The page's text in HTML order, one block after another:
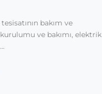
bakım ve
ve bakımı, elektrik